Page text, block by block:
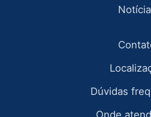
Dúvidas